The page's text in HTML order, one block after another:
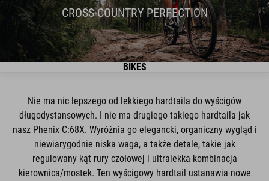
CROSS-COUNTRY PERFECTION
BIKES
Nie ma nic lepszego od lekkiego hardtaila do wyścigów
długodystansowych. I nie ma drugiego takiego hardtaila jak
nasz Phenix C:68X. Wyróżnia go elegancki, organiczny wygląd i
niewiarygodnie niska waga, a także detale, takie jak
regulowany kąt rury czołowej i ultralekka kombinacja
kierownica/mostek. Ten wyścigowy hardtail ustanawia nowe